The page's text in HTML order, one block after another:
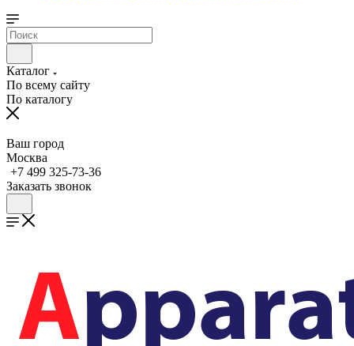
Каталог
По всему сайту
По каталогу
Ваш город
Москва
+7 499 325-73-36
Заказать звонок